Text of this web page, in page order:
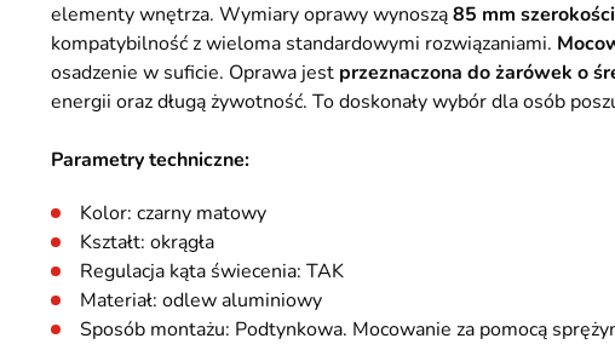
elementy wnętrza. Wymiary oprawy wynoszą85 mm
kompatybilność z wieloma standardowymi rozwiązaniami.
osadzenie w suficie. Oprawa jest przeznaczona do żarówek o
energii oraz długą żywotność. To doskonały wybór dla osób
Parametry techniczne:
Kolor: czarny matowy
Kształt: okrągła
Regulacja kąta świecenia: TAK
Materiał: odlew aluminiowy
Sposób montażu: Podtynkowa. Mocowanie za pomocą